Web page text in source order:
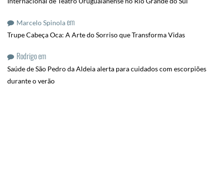
Marcelo Spinolaem
Trupe Cabeça Oca: A Arte do Sorriso que Transforma Vidas
Rodrigoem
Saúde de São Pedro da Aldeia alerta para cuidados com escorpiões
durante o verão